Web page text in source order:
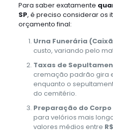
Para saber exatamente
SP, é preciso considerar os
orçamento final:
Urna Funerária
custo, variando pelo
Taxas de
cremação padrão gira
enquanto o
do cemitério.
Preparação do
para velórios mais
valores médios entre